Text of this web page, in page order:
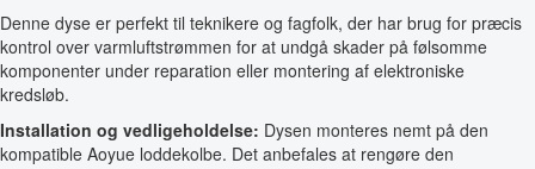
Denne dyse er perfekt til teknikere og fagfolk, der har brug for præcis
kontrol over varmluftstrømmen for at undgå skader på følsomme
komponenter under reparation eller montering af elektroniske
kredsløb.
Installation og vedligeholdelse: Dysen monteres nemt på den
kompatible Aoyue loddekolbe. Det anbefales at rengøre den